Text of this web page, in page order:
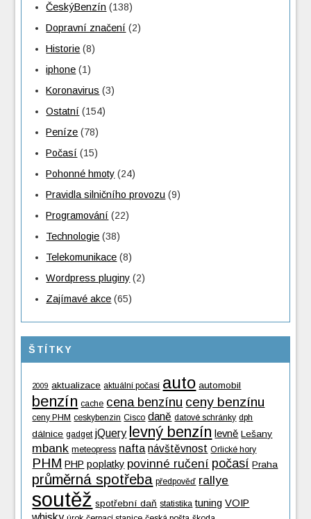
ČeskýBenzín (138)
Dopravní značení (2)
Historie (8)
iphone (1)
Koronavirus (3)
Ostatní (154)
Peníze (78)
Počasí (15)
Pohonné hmoty (24)
Pravidla silničního provozu (9)
Programování (22)
Technologie (38)
Telekomunikace (8)
Wordpress pluginy (2)
Zajímavé akce (65)
ŠTÍTKY
2009 aktualizace aktuální počasí auto automobil
benzín cache cena benzínu ceny benzínu
ceny PHM ceskybenzin Cisco daně datové schránky dph
dálnice gadget jQuery levný benzín levně Lešany
mbank meteopress nafta návštěvnost Orlické hory
PHM PHP poplatky povinné ručení počasí Praha
průměrná spotřeba předpověď rallye
soutěž spotřební daň statistika tuning VOIP